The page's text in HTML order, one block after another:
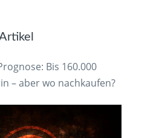
Bis 160.000
– aber wo nachkaufen?